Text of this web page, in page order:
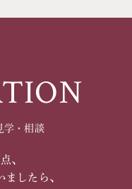
学・相談
、
したら、